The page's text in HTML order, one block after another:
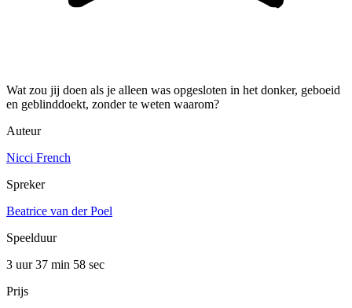
Wat zou jij doen als je alleen was opgesloten in het donker, geboeid
en geblinddoekt, zonder te weten waarom?
Auteur
Nicci French
Spreker
Beatrice van der Poel
Speelduur
3 uur 37 min 58 sec
Prijs